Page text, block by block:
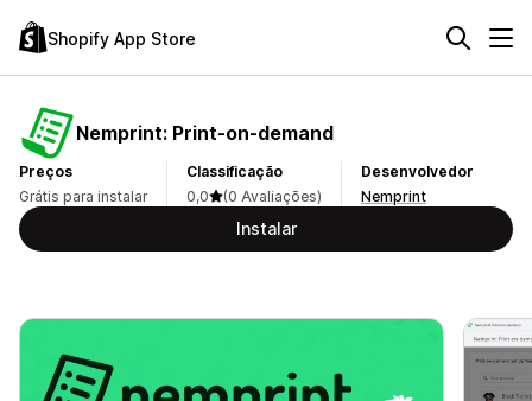
Shopify App Store
Nemprint: Print‑on‑demand
Preços
Grátis para instalar
Classificação
0,0
(0 Avaliações)
Desenvolvedor
Nemprint
Instalar